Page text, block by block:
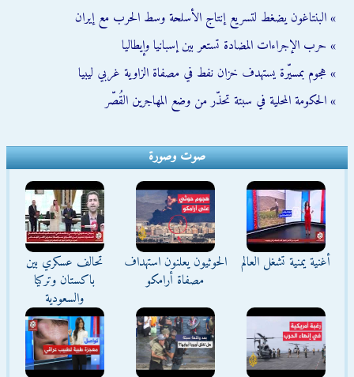
» البنتاغون يضغط لتسريع إنتاج الأسلحة وسط الحرب مع إيران
» حرب الإجراءات المضادة تستعر بين إسبانيا وإيطاليا
» هجوم بمسيّرة يستهدف خزان نفط في مصفاة الزاوية غربي ليبيا
» الحكومة المحلية في سبتة تحذّر من وضع المهاجرين القُصّر
صوت وصورة
أغنية يمنية تشغل العالم
الحوثيون يعلنون استهداف
مصفاة أرامكو
تحالف عسكري بين
باكستان وتركيا
والسعودية